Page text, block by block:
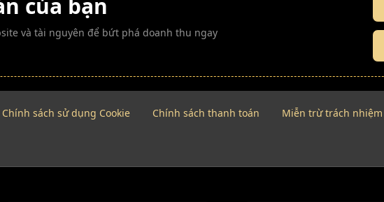
của bạn
và tài nguyên để bứt phá doanh thu ngay
Chính sách sử dụng Cookie Chính sách thanh toán Miễn trừ trách nhiệm